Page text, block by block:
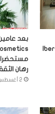
رهان
2 أغسطس 2026